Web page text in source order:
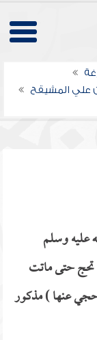
علي المشيقح
عليه وسلم
تحج حتى ماتت
حجي عنها ) مذكور